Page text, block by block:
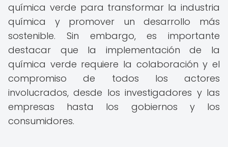
química verde para transformar la industria
química y promover un desarrollo más
sostenible. Sin embargo, es importante
destacar que la implementación de la
química verde requiere la colaboración y el
compromiso de todos los actores
involucrados, desde los investigadores y las
empresas hasta los gobiernos y los
consumidores.